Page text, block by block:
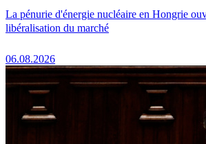
La pénurie d'énergie nucléaire en Hongrie
libéralisation du marché
06.08.2026